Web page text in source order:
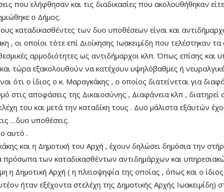
που ελήφθησαν και τις διαδικασίες που ακολουθήθηκαν
ο Δήμος.
καταδικασθέντες των δυο υποθέσεων είναι και
, οι οποίοι τότε επί Διοίκησης Ιωακειμίδη που τελέστηκαν τα
αρμοδιότητες ως αντιδήμαρχοι κλπ. Όπως επίσης και
τώρα εξακολουθούν να κατέχουν υψηλόβαθμες ή
ότι ο ίδιος ο κ. Μαραγκάκης , ο οποίος διατείνεται για
στις αποφάσεις της Δικαιοσύνης , Διαφάνεια κλπ , διατηρεί
του και μετά την καταδίκη τους . Δυο μάλιστα εξ΄αυτών
…δυο υποθέσεις.
αυτό .
και η Δημοτική του Αρχή , έχουν δηλώσει δημόσια την
πρόσωπα των καταδικασθέντων αντιδημάρχων και
η Δημοτική Αρχή ( η πλειοψηφία της οποίας , όπως και ο ίδιος
ήταν εξέχοντα στελέχη της Δημοτικής Αρχής Ιωακειμίδη)